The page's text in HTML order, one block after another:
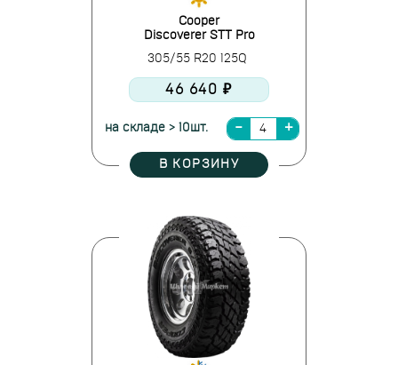
Cooper
Discoverer STT Pro
305/55 R20 125Q
46 640 ₽
на складе > 10шт.
В КОРЗИНУ